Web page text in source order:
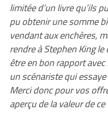
limitée d’un livre qu’ils
pu obtenir une somme
vendant aux enchères,
rendre à Stephen King
être en bon rapport
un scénariste qui
Merci donc pour vos
aperçu de la valeur de